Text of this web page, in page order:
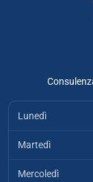
Lunedì
Martedì
Mercoledì